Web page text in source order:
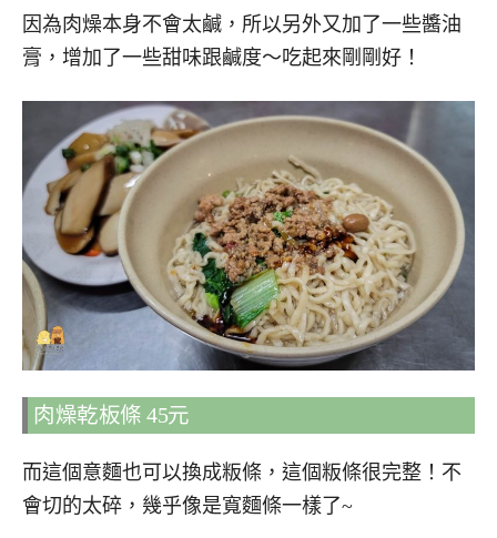
因為肉燥本身不會太鹹，所以另外又加了一些醬油
膏，增加了一些甜味跟鹹度～吃起來剛剛好！
肉燥乾板條 45元
而這個意麵也可以換成粄條，這個粄條很完整！不
會切的太碎，幾乎像是寬麵條一樣了~